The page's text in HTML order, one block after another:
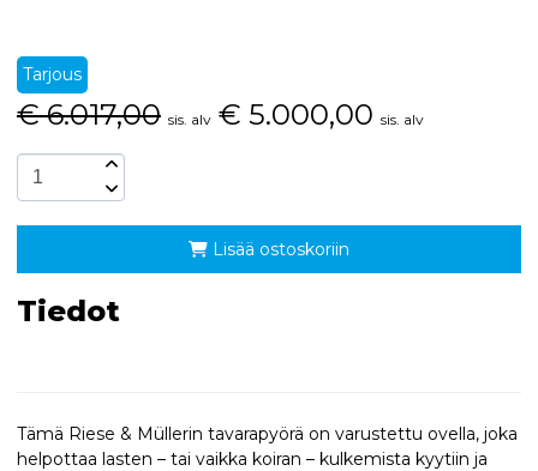
Tarjous
€ 6.017,00 sis. alv € 5.000,00 sis. alv
Lisää ostoskoriin
Tiedot
Tämä Riese & Müllerin tavarapyörä on varustettu ovella, joka
helpottaa lasten – tai vaikka koiran – kulkemista kyytiin ja